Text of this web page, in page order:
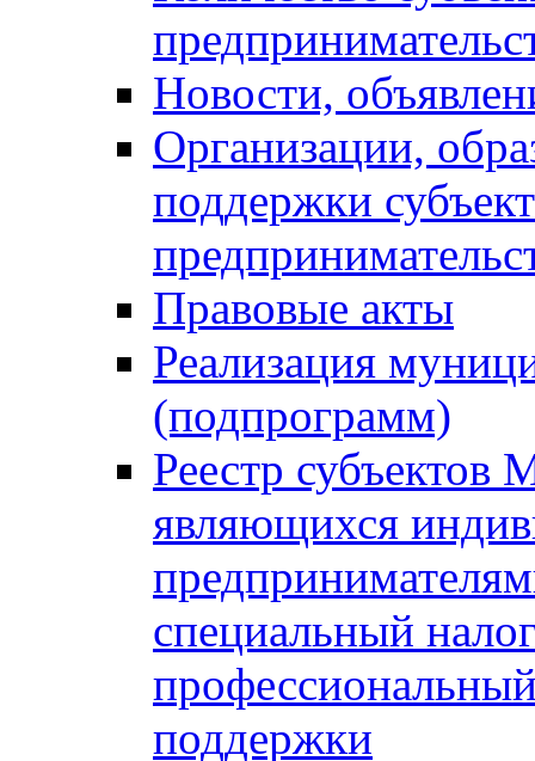
Новости,
Организации,
поддержки
Правовые акты
Реализация
(подпрограмм)
Реестр
являющихся
специальный
поддержки